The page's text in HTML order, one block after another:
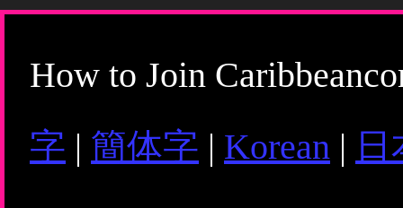
How to Join
字 | 簡体字 | Korean |